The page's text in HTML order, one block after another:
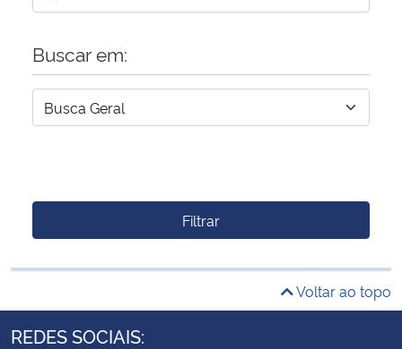
Buscar em:
Filtrar
Voltar ao topo
REDES SOCIAIS: